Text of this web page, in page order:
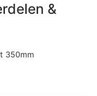
&
350mm